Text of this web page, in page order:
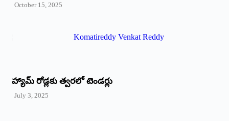
October 15, 2025
హ్యామ్‌ రోడ్లకు త్వరలో టెండర్లు
July 3, 2025